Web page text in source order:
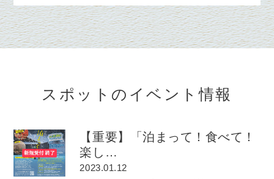
スポットのイベント情報
【重要】「泊まって！食べて！
楽し…
2023.01.12